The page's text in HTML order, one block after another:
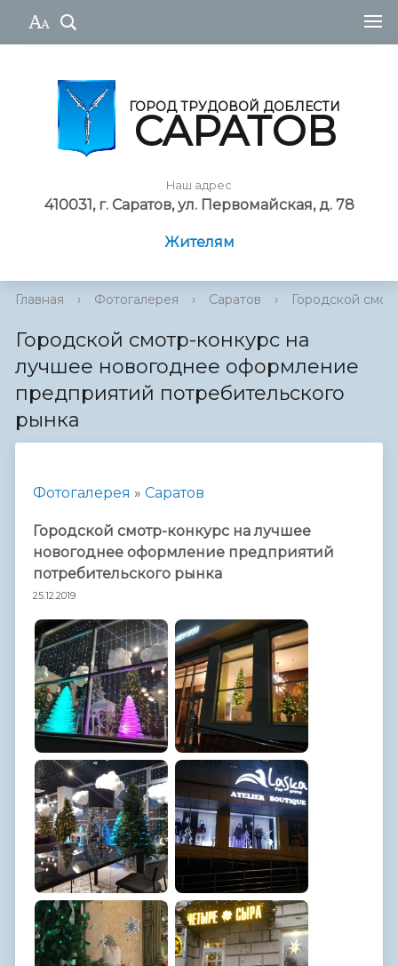
ГОРОД ТРУДОВОЙ ДОБЛЕСТИ
САРАТОВ
Наш адрес
410031, г. Саратов, ул. Первомайская, д. 78
Жителям
Главная › Фотогалерея › Саратов › Городской
Городской смотр-конкурс на
лучшее новогоднее оформление
предприятий потребительского
рынка
Фотогалерея » Саратов
Городской смотр-конкурс на лучшее
новогоднее оформление предприятий
потребительского рынка
25.12.2019